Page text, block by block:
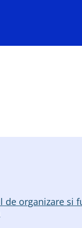
de organizare si